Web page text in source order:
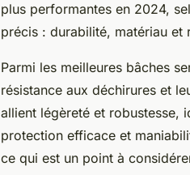
plus performantes en 2024,
précis : durabilité, matériau
Parmi les meilleures bâches
résistance aux déchirures et
allient légèreté et robustesse,
protection efficace et
ce qui est un point à